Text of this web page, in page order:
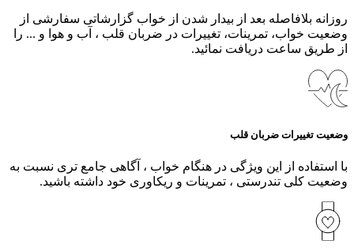
روزانه بلافاصله بعد از بیدار شدن از خواب گزارشاتی سفارشی از
وضعیت خواب، تمرینات، تغییرات در ضربان قلب ، آب و هوا و ... را
از طریق ساعت دریافت نمائید.
وضعیت تغییرات ضربان قلب
با استفاده از این ویژگی در هنگام خواب ، آگاهی جامع تری نسبت به
وضعیت کلی تندرستی ، تمرینات و ریکاوری خود داشته باشید.